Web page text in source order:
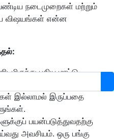
நடைமுறைகள் மற்றும்
விஷயங்கள் என்ன
புதிய மாட்டு
சேகரிக்கவும்.
இல்லாமல் இருப்பதை
பயன்படுத்துவதற்கு
அவசியம். ஒரு பங்கு